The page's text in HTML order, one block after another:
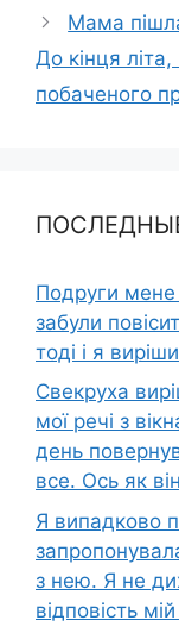
Мама
До кінця
побаченого
Подруги мене
забули
тоді і я
Свекруха
мої речі з
день
все. Ось як
Я випадково
з нею. Я не
відповість